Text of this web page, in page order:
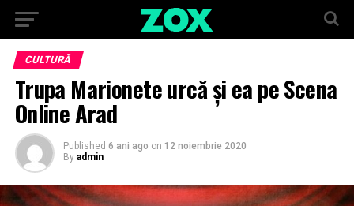
CULTURĂ
Trupa Marionete urcă și ea pe Scena
Online Arad
Published 6 ani ago on 12 noiembrie 2020
By admin